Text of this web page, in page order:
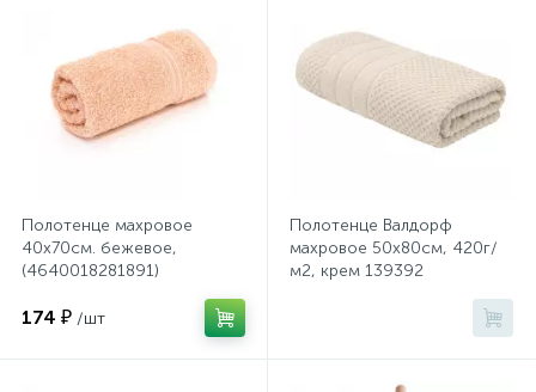
Полотенце махровое
40х70см. бежевое,
(4640018281891)
174 ₽ /шт
Полотенце Валдорф
махровое 50х80см, 420г/
м2, крем 139392
Сейфы огне-взломостойкие
Сейфы огнестойкие
Системы хранения